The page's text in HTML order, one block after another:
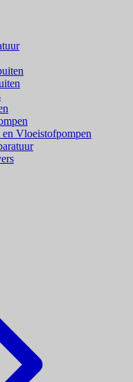
Vloeistofpompen